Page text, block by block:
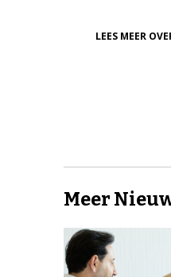
LEES MEER
Meer